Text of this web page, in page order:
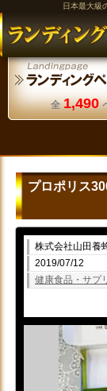
日本最大級
全 1,490
プロポリス
株式会社山田養
2019/07/12
健康食品・サプ